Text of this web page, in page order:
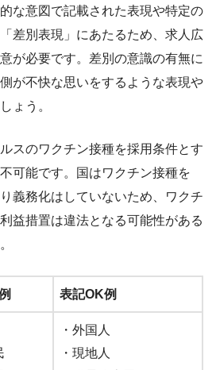
な意図で記載された表現や特定の
差別表現」にあたるため、求人広
が必要です。差別の意識の有無に
が不快な思いをするような表現や
ょう。
スのワクチン接種を採用条件とす
可能です。国はワクチン接種を
義務化はしていないため、ワクチ
益措置は違法となる可能性がある
表記OK例
・外国人
・現地人